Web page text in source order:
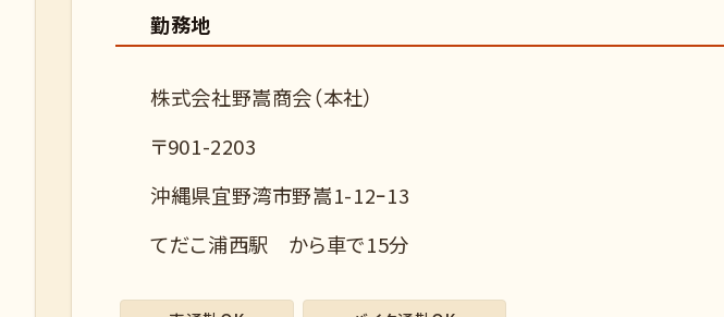
勤務地
株式会社野嵩商会（本社）
〒901-2203
沖縄県宜野湾市野嵩1-12ｰ13
てだこ浦西駅 から車で15分